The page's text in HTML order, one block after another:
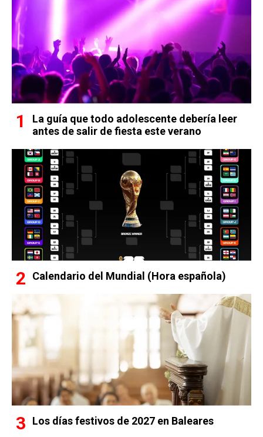
La guía que todo adolescente debería leer
antes de salir de fiesta este verano
Calendario del Mundial (Hora española)
Los días festivos de 2027 en Baleares